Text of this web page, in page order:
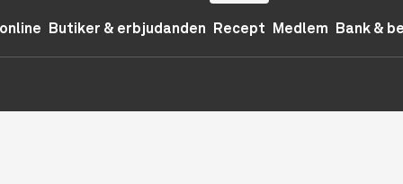
Butiker & erbjudanden Recept Medlem Bank &